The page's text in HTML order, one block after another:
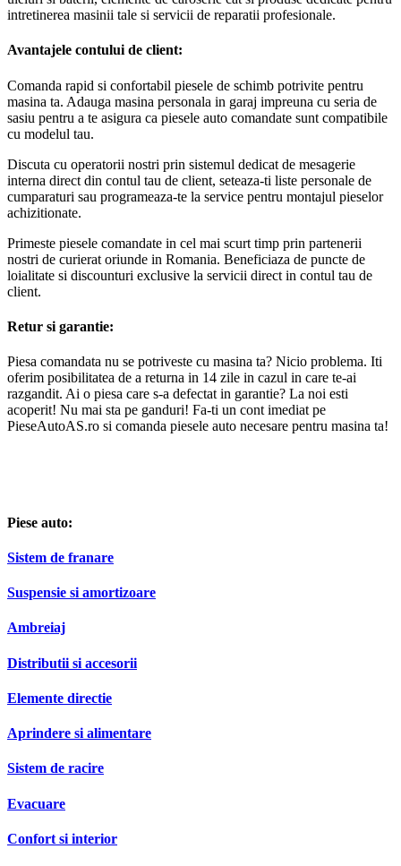
intretinerea masinii tale si servicii de reparatii profesionale.
Avantajele contului de client:
Comanda rapid si confortabil piesele de schimb potrivite pentru
masina ta. Adauga masina personala in garaj impreuna cu seria de
sasiu pentru a te asigura ca piesele auto comandate sunt compatibile
cu modelul tau.
Discuta cu operatorii nostri prin sistemul dedicat de mesagerie
interna direct din contul tau de client, seteaza-ti liste personale de
cumparaturi sau programeaza-te la service pentru montajul pieselor
achizitionate.
Primeste piesele comandate in cel mai scurt timp prin partenerii
nostri de curierat oriunde in Romania. Beneficiaza de puncte de
loialitate si discounturi exclusive la servicii direct in contul tau de
client.
Retur si garantie:
Piesa comandata nu se potriveste cu masina ta? Nicio problema. Iti
oferim posibilitatea de a returna in 14 zile in cazul in care te-ai
razgandit. Ai o piesa care s-a defectat in garantie? La noi esti
acoperit! Nu mai sta pe ganduri! Fa-ti un cont imediat pe
PieseAutoAS.ro si comanda piesele auto necesare pentru masina ta!
Piese auto:
Sistem de franare
Suspensie si amortizoare
Ambreiaj
Distributii si accesorii
Elemente directie
Aprindere si alimentare
Sistem de racire
Evacuare
Confort si interior